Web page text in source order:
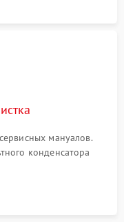
мануалов.
конденсатора
узлов от
спецсредств.